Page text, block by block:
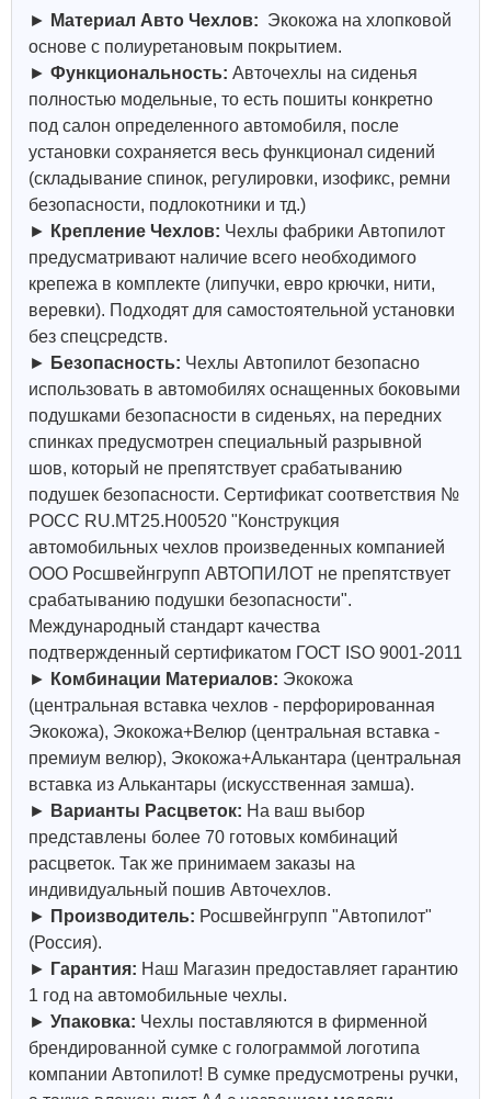
► Материал Авто Чехлов: Экокожа на хлопковой
основе с полиуретановым покрытием.
► Функциональность: Авточехлы на сиденья
полностью модельные, то есть пошиты конкретно
под салон определенного автомобиля, после
установки сохраняется весь функционал сидений
(складывание спинок, регулировки, изофикс, ремни
безопасности, подлокотники и тд.)
► Крепление Чехлов: Чехлы фабрики Автопилот
предусматривают наличие всего необходимого
крепежа в комплекте (липучки, евро крючки, нити,
веревки). Подходят для самостоятельной установки
без спецсредств.
► Безопасность: Чехлы Автопилот безопасно
использовать в автомобилях оснащенных боковыми
подушками безопасности в сиденьях, на передних
спинках предусмотрен специальный разрывной
шов, который не препятствует срабатыванию
подушек безопасности. Сертификат соответствия №
РОСС RU.МТ25.Н00520 "Конструкция
автомобильных чехлов произведенных компанией
ООО Росшвейнгрупп АВТОПИЛОТ не препятствует
срабатыванию подушки безопасности".
Международный стандарт качества
подтвержденный сертификатом ГОСТ ISO 9001-2011
► Комбинации Материалов: Экокожа
(центральная вставка чехлов - перфорированная
Экокожа), Экокожа+Велюр (центральная вставка -
премиум велюр), Экокожа+Алькантара (центральная
вставка из Алькантары (искусственная замша).
► Варианты Расцветок: На ваш выбор
представлены более 70 готовых комбинаций
расцветок. Так же принимаем заказы на
индивидуальный пошив Авточехлов.
► Производитель: Росшвейнгрупп "Автопилот"
(Россия).
► Гарантия: Наш Магазин предоставляет гарантию
1 год на автомобильные чехлы.
► Упаковка: Чехлы поставляются в фирменной
брендированной сумке с голограммой логотипа
компании Автопилот! В сумке предусмотрены ручки,